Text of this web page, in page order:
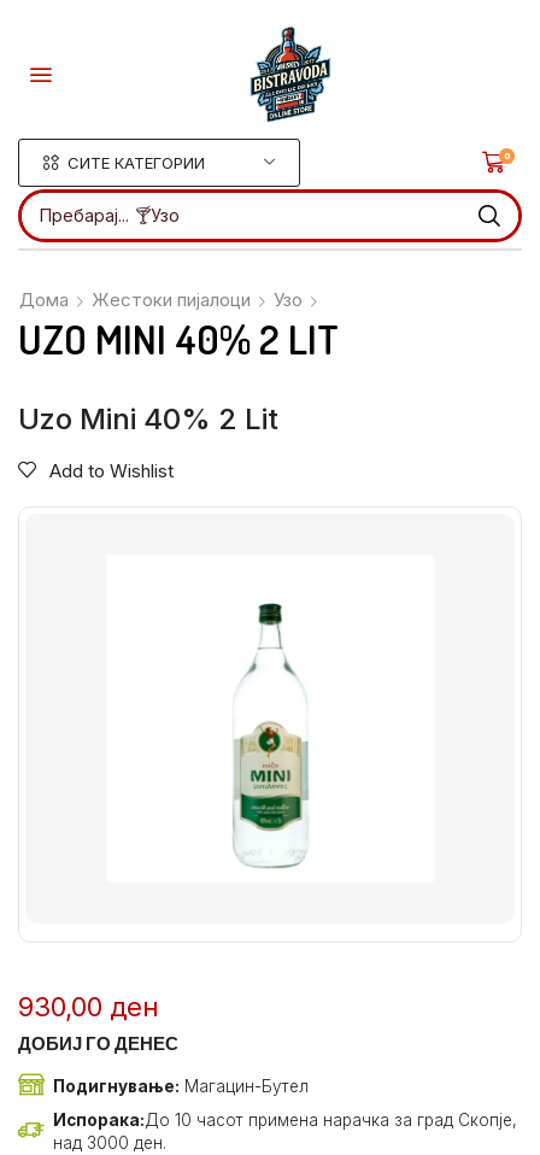
СИТЕ КАТЕГОРИИ
Пребарај... 🍸Ликери
0
Дома Жестоки пијалоци Узо
UZO MINI 40% 2 LIT
Uzo Mini 40% 2 Lit
Add to Wishlist
930,00 ден
ДОБИЈ ГО ДЕНЕС
Подигнување: Магацин-Бутел
Испорака:До 10 часот примена нарачка за град Скопје,
над 3000 ден.